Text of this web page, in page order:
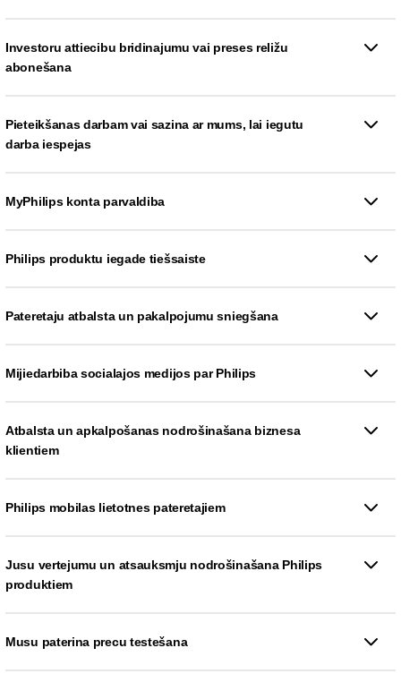
Investoru attiecibu bridinajumu vai preses reližu
abonešana
Pieteikšanas darbam vai sazina ar mums, lai iegutu
darba iespejas
MyPhilips konta parvaldiba
Philips produktu iegade tiešsaiste
Pateretaju atbalsta un pakalpojumu sniegšana
Mijiedarbiba socialajos medijos par Philips
Atbalsta un apkalpošanas nodrošinašana biznesa
klientiem
Philips mobilas lietotnes pateretajiem
Jusu vertejumu un atsauksmju nodrošinašana Philips
produktiem
Musu paterina precu testešana